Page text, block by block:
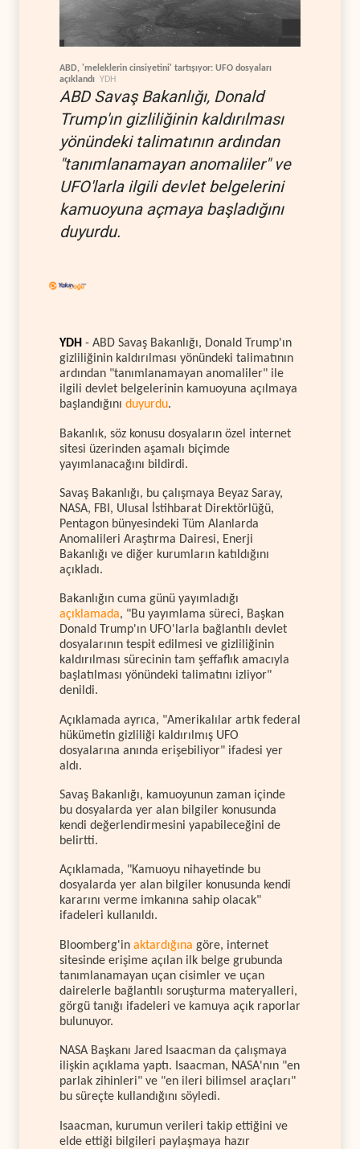
ABD, 'meleklerin cinsiyetini' tartışıyor: UFO dosyaları
açıklandı YDH
ABD Savaş Bakanlığı, Donald
Trump'ın gizliliğinin kaldırılması
yönündeki talimatının ardından
"tanımlanamayan anomaliler" ve
UFO'larla ilgili devlet belgelerini
kamuoyuna açmaya başladığını
duyurdu.
YDH - ABD Savaş Bakanlığı, Donald Trump'ın
gizliliğinin kaldırılması yönündeki talimatının
ardından "tanımlanamayan anomaliler" ile
ilgili devlet belgelerinin kamuoyuna açılmaya
başlandığını duyurdu.
Bakanlık, söz konusu dosyaların özel internet
sitesi üzerinden aşamalı biçimde
yayımlanacağını bildirdi.
Savaş Bakanlığı, bu çalışmaya Beyaz Saray,
NASA, FBI, Ulusal İstihbarat Direktörlüğü,
Pentagon bünyesindeki Tüm Alanlarda
Anomalileri Araştırma Dairesi, Enerji
Bakanlığı ve diğer kurumların katıldığını
açıkladı.
Bakanlığın cuma günü yayımladığı
açıklamada, "Bu yayımlama süreci, Başkan
Donald Trump'ın UFO'larla bağlantılı devlet
dosyalarının tespit edilmesi ve gizliliğinin
kaldırılması sürecinin tam şeffaflık amacıyla
başlatılması yönündeki talimatını izliyor"
denildi.
Açıklamada ayrıca, "Amerikalılar artık federal
hükümetin gizliliği kaldırılmış UFO
dosyalarına anında erişebiliyor" ifadesi yer
aldı.
Savaş Bakanlığı, kamuoyunun zaman içinde
bu dosyalarda yer alan bilgiler konusunda
kendi değerlendirmesini yapabileceğini de
belirtti.
Açıklamada, "Kamuoyu nihayetinde bu
dosyalarda yer alan bilgiler konusunda kendi
kararını verme imkanına sahip olacak"
ifadeleri kullanıldı.
Bloomberg'in aktardığına göre, internet
sitesinde erişime açılan ilk belge grubunda
tanımlanamayan uçan cisimler ve uçan
dairelerle bağlantılı soruşturma materyalleri,
görgü tanığı ifadeleri ve kamuya açık raporlar
bulunuyor.
NASA Başkanı Jared Isaacman da çalışmaya
ilişkin açıklama yaptı. Isaacman, NASA'nın "en
parlak zihinleri" ve "en ileri bilimsel araçları"
bu süreçte kullandığını söyledi.
Isaacman, kurumun verileri takip ettiğini ve
elde ettiği bilgileri paylaşmaya hazır